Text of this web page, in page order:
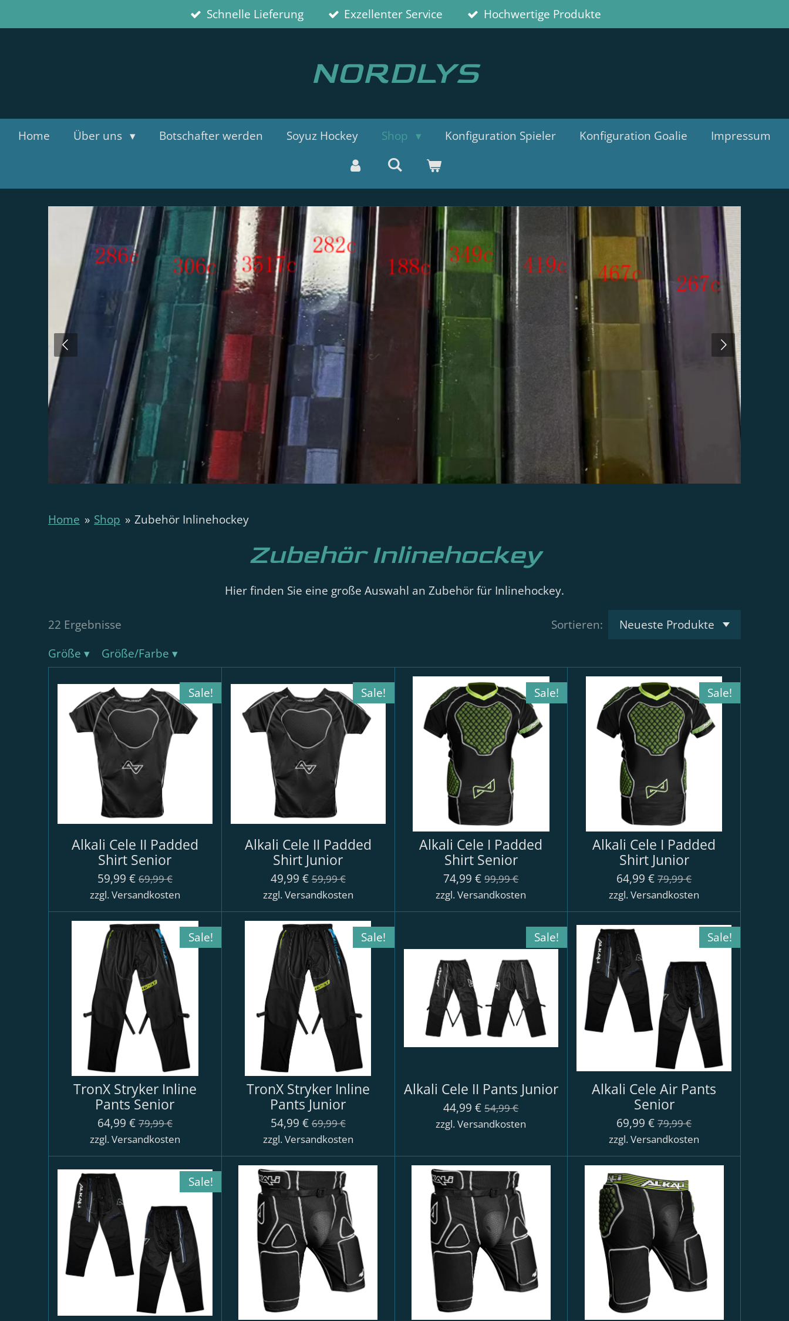
Hauptinhalt
Schnelle Lieferung Exzellenter Service Hochwertige Produkte
NORDLYS
Home Über uns Botschafter werden Soyuz Hockey Shop Konfiguration Spieler Konfiguration Goalie Impressum
Home » Shop » Zubehör Inlinehockey
Zubehör Inlinehockey
Hier finden Sie eine große Auswahl an Zubehör für Inlinehockey.
22 Ergebnisse
Sortieren:
Größe ▾ Größe/Farbe ▾
Sale!
Alkali Cele II Padded
Shirt Senior
59,99 € 69,99 €
zzgl. Versandkosten
Sale!
Alkali Cele II Padded
Shirt Junior
49,99 € 59,99 €
zzgl. Versandkosten
Sale!
Alkali Cele I Padded
Shirt Senior
74,99 € 99,99 €
zzgl. Versandkosten
Sale!
Alkali Cele I Padded
Shirt Junior
64,99 € 79,99 €
zzgl. Versandkosten
Sale!
TronX Stryker Inline
Pants Senior
64,99 € 79,99 €
zzgl. Versandkosten
Sale!
TronX Stryker Inline
Pants Junior
54,99 € 69,99 €
zzgl. Versandkosten
Sale!
Alkali Cele II Pants Junior
44,99 € 54,99 €
zzgl. Versandkosten
Sale!
Alkali Cele Air Pants
Senior
69,99 € 79,99 €
zzgl. Versandkosten
Sale!